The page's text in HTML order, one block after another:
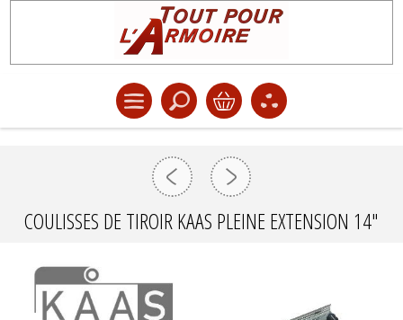
COULISSES DE TIROIR KAAS PLEINE EXTENSION 14"